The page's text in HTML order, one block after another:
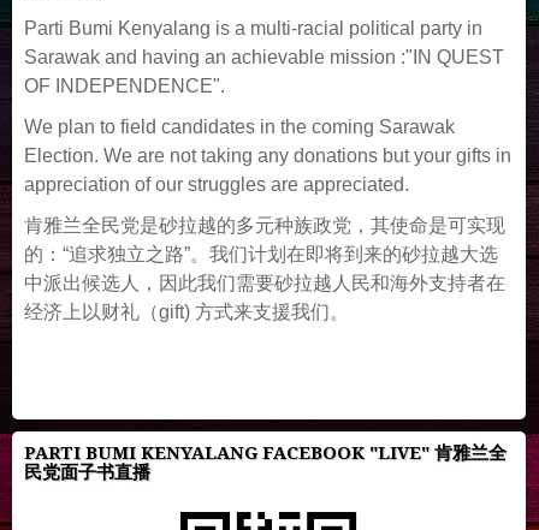
Parti Bumi Kenyalang is a multi-racial political party in
Sarawak and having an achievable mission :"IN QUEST
OF INDEPENDENCE".
We plan to field candidates in the coming Sarawak
Election. We are not taking any donations but your gifts in
appreciation of our struggles are appreciated.
肯雅兰全民党是砂拉越的多元种族政党，其使命是可实现
的：“追求独立之路”。我们计划在即将到来的砂拉越大选
中派出候选人，因此我们需要砂拉越人民和海外支持者在
经济上以财礼（gift) 方式来支援我们。
PARTI BUMI KENYALANG FACEBOOK "LIVE" 肯雅兰全
民党面子书直播